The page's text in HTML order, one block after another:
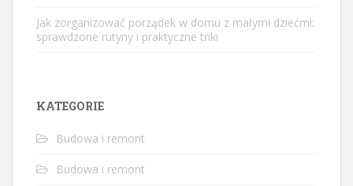
Jak zorganizować porządek w domu z małymi dziećmi:
sprawdzone rutyny i praktyczne triki
KATEGORIE
Budowa i remont
Budowa i remont